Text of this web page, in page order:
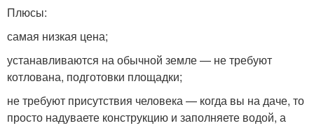
Плюсы:
самая низкая цена;
устанавливаются на обычной земле — не требуют
котлована, подготовки площадки;
не требуют присутствия человека — когда вы на даче, то
просто надуваете конструкцию и заполняете водой, а